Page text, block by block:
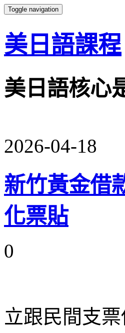
Toggle navigation
美日語課程
美日語核心
2026-04-18
新竹黃金借
化票貼
0
立跟民間支